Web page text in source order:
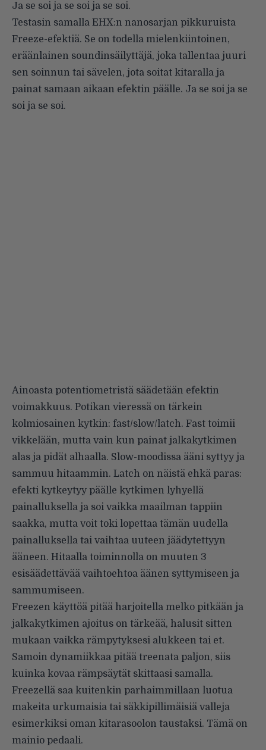
Ja se soi ja se soi ja se soi.
Testasin samalla EHX:n nanosarjan pikkuruista
Freeze-efektiä. Se on todella mielenkiintoinen,
eräänlainen soundinsäilyttäjä, joka tallentaa juuri
sen soinnun tai sävelen, jota soitat kitaralla ja
painat samaan aikaan efektin päälle. Ja se soi ja se
soi ja se soi.
Ainoasta potentiometristä säädetään efektin
voimakkuus. Potikan vieressä on tärkein
kolmiosainen kytkin: fast/slow/latch. Fast toimii
vikkelään, mutta vain kun painat jalkakytkimen
alas ja pidät alhaalla. Slow-moodissa ääni syttyy ja
sammuu hitaammin. Latch on näistä ehkä paras:
efekti kytkeytyy päälle kytkimen lyhyellä
painalluksella ja soi vaikka maailman tappiin
saakka, mutta voit toki lopettaa tämän uudella
painalluksella tai vaihtaa uuteen jäädytettyyn
ääneen. Hitaalla toiminnolla on muuten 3
esisäädettävää vaihtoehtoa äänen syttymiseen ja
sammumiseen.
Freezen käyttöä pitää harjoitella melko pitkään ja
jalkakytkimen ajoitus on tärkeää, halusit sitten
mukaan vaikka rämpytyksesi alukkeen tai et.
Samoin dynamiikkaa pitää treenata paljon, siis
kuinka kovaa rämpsäytät skittaasi samalla.
Freezellä saa kuitenkin parhaimmillaan luotua
makeita urkumaisia tai säkkipillimäisiä valleja
esimerkiksi oman kitarasoolon taustaksi. Tämä on
mainio pedaali.